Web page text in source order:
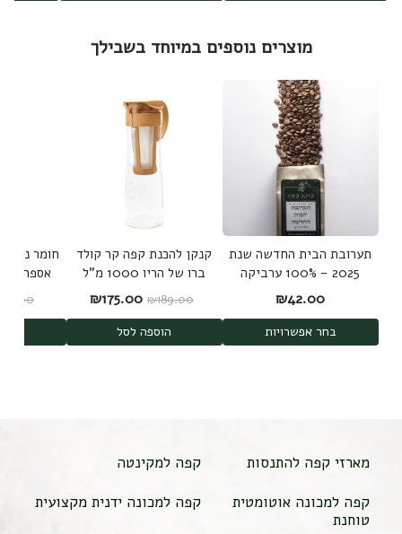
מוצרים נוספים במיוחד בשבילך
תערובת הבית החדשה שנת
2025 - 100% ערביקה
משלושה מקורות
₪42.00
בחר אפשרויות
קנקן להכנת קפה קר קולד
ברו של הריו 1000 מ"ל
Hario Cold Brew
Mizudashi
₪189.00 המחיר המקורי היה: ₪189.00.
₪175.00 המחיר הנוכחי הוא:
הוספה לסל
חומר
אספרסו
59.00
מארזי קפה להתנסות
קפה למקינטה
קפה למכונה אוטומטית
טוחנת
קפה למכונה ידנית מקצועית